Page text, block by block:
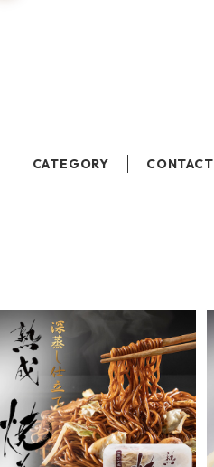
CATEGORY CONTACT